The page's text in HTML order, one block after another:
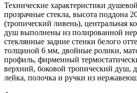
Технические характеристики
прозрачные стекла, высота поддона
(тропический ливень), центральная
душ выполнены из полированной
стеклянные задние стенки белого
толщиной 6 мм, двойные ролики,
профиль, фирменный
верхний, боковой тропический душ,
лейка, полочка и ручки из